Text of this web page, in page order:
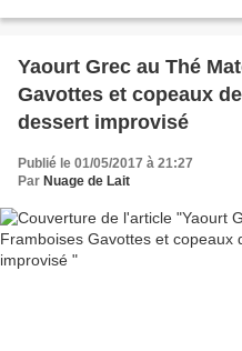
Yaourt Grec au Thé
Gavottes et copeaux
dessert improvisé
Publié le 01/05/2017 à 21:27
Par Nuage de Lait